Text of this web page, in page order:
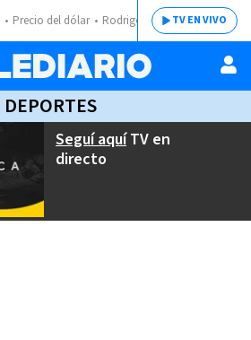
Precio del dólar Rodrigo ChavesTV EN VIVO
DEPORTES
Seguí aquíTV en
directo